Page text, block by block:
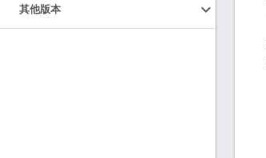
其他版本